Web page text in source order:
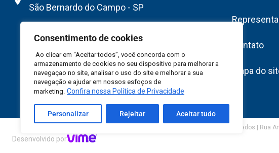
Consentimento de cookies
Ao clicar em “Aceitar todos”, você concorda com o
armazenamento de cookies no seu dispositivo para melhorar a
navegaçao no site, analisar o uso do site e melhorar a sua
navegação e ajudar em nossos esfoços de
marketing. Confira nossa Política de Privacidade
Personalizar Rejeitar Aceitar tudo
São Bernardo do Campo - SP
Contato
Mapa do
©2026 Flexfab South America Ltda – Todos Direitos Reservados | Rua
Desenvolvido por